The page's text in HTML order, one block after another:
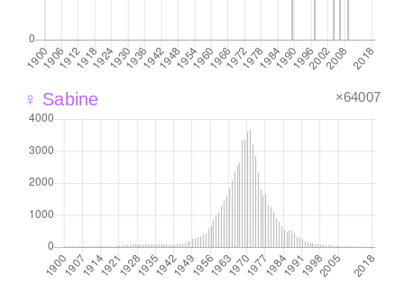
♀ Sabine ×64007